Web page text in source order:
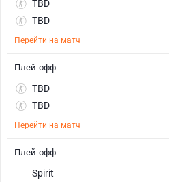
TBD
TBD
Перейти на матч
TBD
TBD
Перейти на матч
Плей-офф
Spirit
Плей-офф